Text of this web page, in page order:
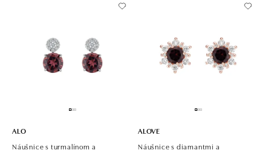
ALO
Náušnice s turmalínom a
ALOVE
Náušnice s diamantmi a